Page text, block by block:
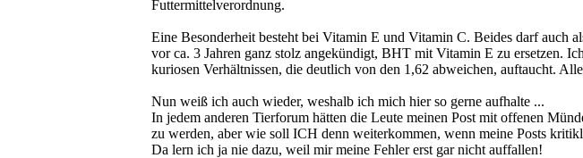
Futtermittelverordnung.
Eine Besonderheit besteht bei Vitamin E und Vitamin C. Beides darf auch
vor ca. 3 Jahren ganz stolz angekündigt, BHT mit Vitamin E zu ersetzen.
kuriosen Verhältnissen, die deutlich von den 1,62 abweichen, auftaucht.
Nun weiß ich auch wieder, weshalb ich mich hier so gerne aufhalte ...
In jedem anderen Tierforum hätten die Leute meinen Post mit offenen
zu werden, aber wie soll ICH denn weiterkommen, wenn meine Posts
Da lern ich ja nie dazu, weil mir meine Fehler erst gar nicht auffallen!